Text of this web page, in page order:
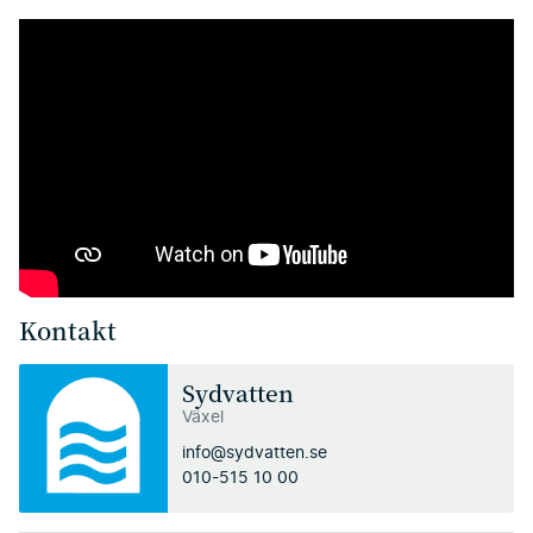
Kontakt
Sydvatten
Växel
info@sydvatten.se
010-515 10 00